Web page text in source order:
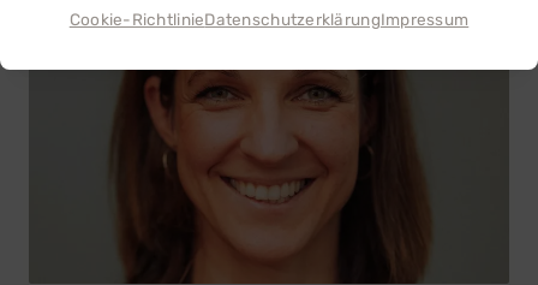
Cookie-RichtlinieDatenschutzerklärungImpressum